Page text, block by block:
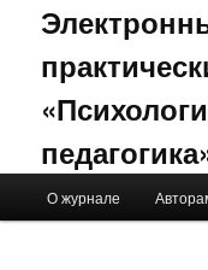
Skip to primary
Skip to secondary
О журнале